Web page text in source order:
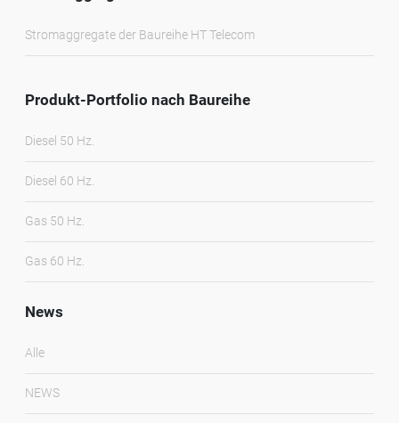
Stromaggregate der Baureihe HT Telecom
Produkt-Portfolio nach Baureihe
Diesel 50 Hz.
Diesel 60 Hz.
Gas 50 Hz.
Gas 60 Hz.
News
Alle
NEWS